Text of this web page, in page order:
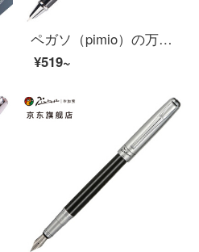
ペガソ（pimio）の万年筆の財務のペンは特に細くて0.38 mmのペン先の男性の女史は字の書道のペンを練習します学生は成人で字のペンの曼陀林のシリーズの717磁器の白色を練習します
¥519~